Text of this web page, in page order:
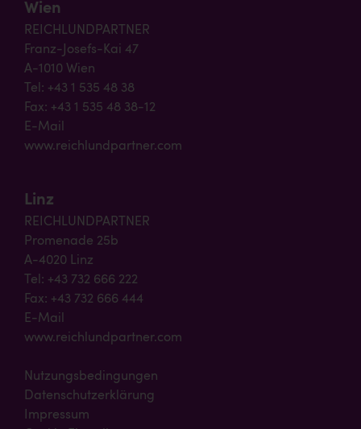
Wien
REICHLUNDPARTNER
Franz-Josefs-Kai 47
A-1010 Wien
Tel: +43 1 535 48 38
Fax: +43 1 535 48 38-12
E-Mail
www.reichlundpartner.com
Linz
REICHLUNDPARTNER
Promenade 25b
A-4020 Linz
Tel: +43 732 666 222
Fax: +43 732 666 444
E-Mail
www.reichlundpartner.com
Nutzungsbedingungen
Datenschutzerklärung
Impressum